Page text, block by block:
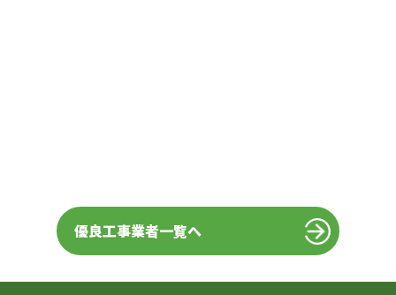
優良工事業者一覧へ